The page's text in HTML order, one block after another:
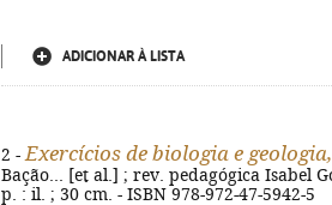
ADICIONAR À LISTA
2 - Exercícios de biologia e
Bação... [et al.] ; rev. pedagógica Isabel
p. : il. ; 30 cm. - ISBN 978-972-47-5942-5